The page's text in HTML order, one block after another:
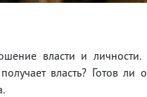
власти и
власть? Готов